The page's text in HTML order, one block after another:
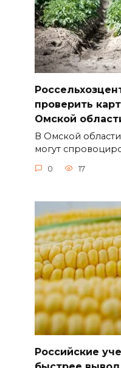
проверить
Омской
В Омской
могут
0 17
Российские